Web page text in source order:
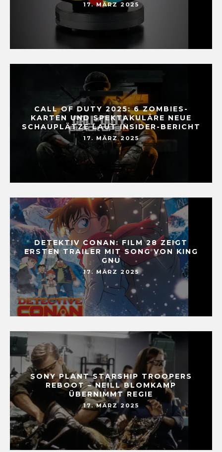
17. MÄRZ 2025
CALL OF DUTY 2025: 6 ZOMBIES-
KARTEN UND SPEKTAKULÄRE NEUE
SCHAUPLÄTZE LAUT INSIDER-BERICHT
17. MÄRZ 2025
DETEKTIV CONAN: FILM 28 ZEIGT
ERSTEN TRAILER MIT SONG VON KING
GNU
17. MÄRZ 2025
SONY PLANT STARSHIP TROOPERS
REBOOT – NEILL BLOMKAMP
ÜBERNIMMT REGIE
17. MÄRZ 2025